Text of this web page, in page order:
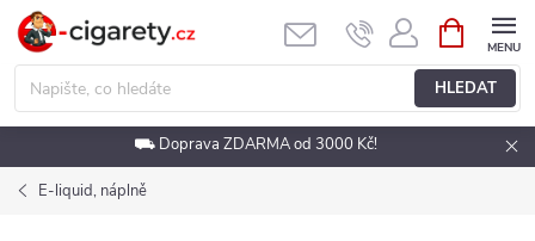
Přejít
obsah
HLEDAT
NÁKUPNÍ
KOŠÍK
⛟ Doprava ZDARMA od 3000 Kč!
E-liquid, náplně